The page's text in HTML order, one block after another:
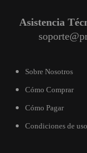
Asistencia
Sobre Nosotros
Cómo Comprar
Cómo Pagar
Condiciones de uso